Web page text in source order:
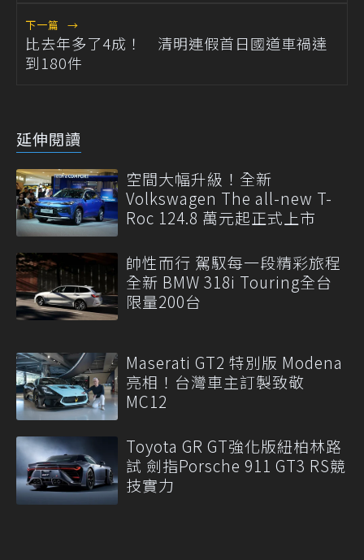
下一篇 →
比去年多了4成！ 清明連假首日國道車禍達
到180件
延伸閱讀
空間大幅升級！全新
Volkswagen The all-new T-
Roc 124.8 萬元起正式上市
帥性而行 駕馭每一段精彩旅程
全新 BMW 318i Touring全台
限量200台
Maserati GT2 特別版 Modena
亮相！台灣車主訂製致敬
MC12
Toyota GR GT強化版紐柏林路
試 劍指Porsche 911 GT3 RS競
技實力